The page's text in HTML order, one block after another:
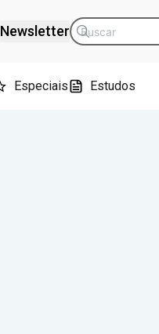
Newsletter
Especiais Estudos